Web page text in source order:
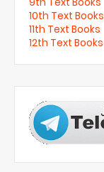
10th Text Books
11th Text Books
12th Text Books